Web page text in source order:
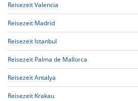
Reisezeit Valencia
Reisezeit Madrid
Reisezeit Istanbul
Reisezeit Palma de Mallorca
Reisezeit Antalya
Reisezeit Krakau